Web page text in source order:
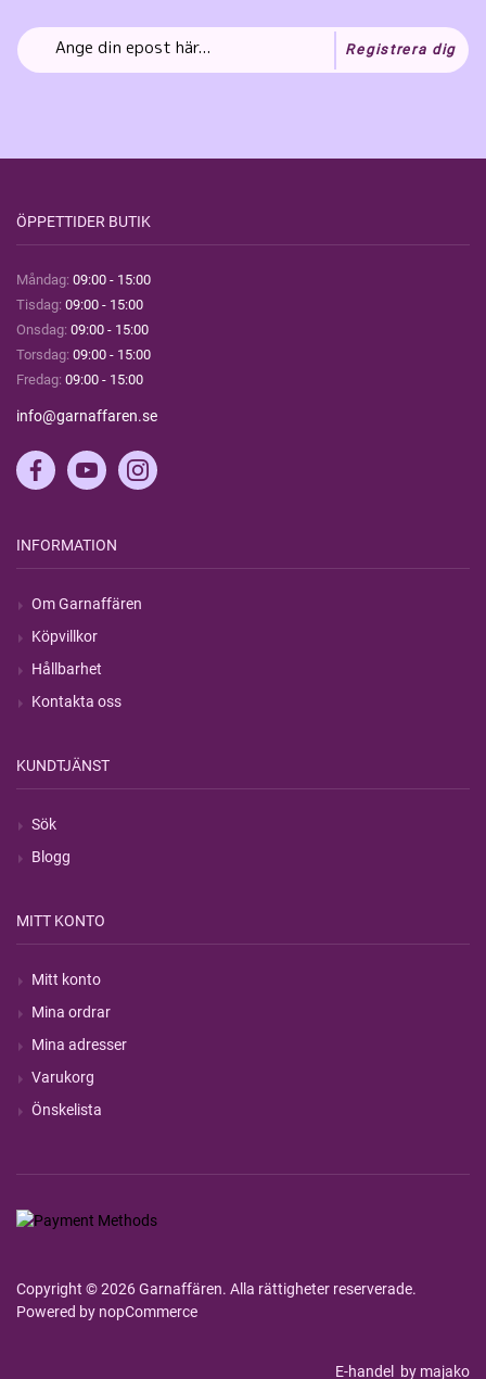
Registrera dig
ÖPPETTIDER BUTIK
Måndag: 09:00 - 15:00
Tisdag: 09:00 - 15:00
Onsdag: 09:00 - 15:00
Torsdag: 09:00 - 15:00
Fredag: 09:00 - 15:00
info@garnaffaren.se
INFORMATION
Om Garnaffären
Köpvillkor
Hållbarhet
Kontakta oss
KUNDTJÄNST
Sök
Blogg
MITT KONTO
Mitt konto
Mina ordrar
Mina adresser
Varukorg
Önskelista
Copyright © 2026 Garnaffären. Alla rättigheter reserverade.
Powered by nopCommerce
E-handel by majako